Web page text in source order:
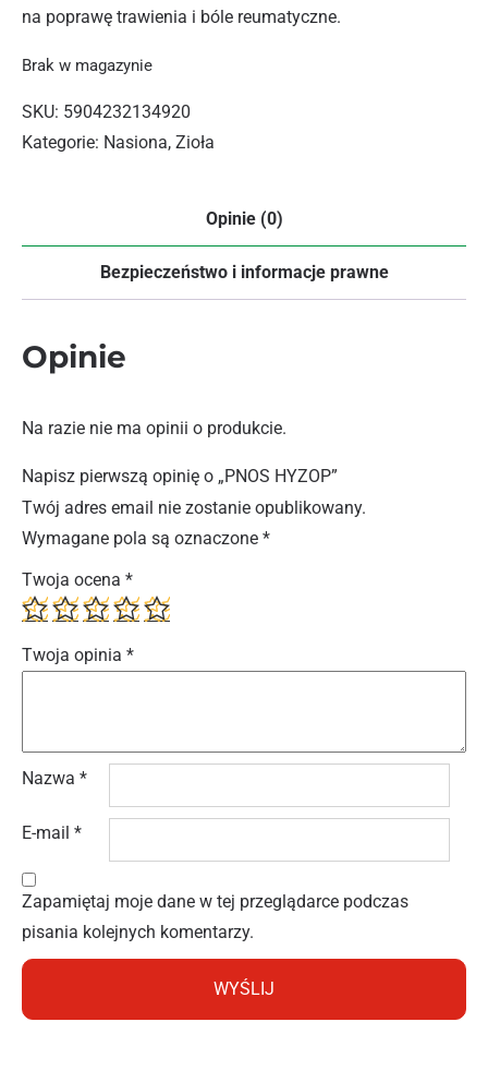
na poprawę trawienia i bóle reumatyczne.
Brak w magazynie
SKU: 5904232134920
Kategorie: Nasiona, Zioła
Opinie (0)
Bezpieczeństwo i informacje prawne
Opinie
Na razie nie ma opinii o produkcie.
Napisz pierwszą opinię o „PNOS HYZOP”
Twój adres email nie zostanie opublikowany.
Wymagane pola są oznaczone *
Twoja ocena *
Twoja opinia *
Nazwa *
E-mail *
Zapamiętaj moje dane w tej przeglądarce podczas
pisania kolejnych komentarzy.